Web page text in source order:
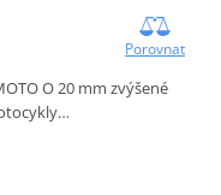
Porovnat
O 20 mm zvýšené